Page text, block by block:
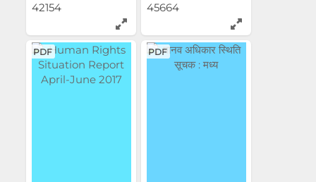
42154
45664
PDF PDF